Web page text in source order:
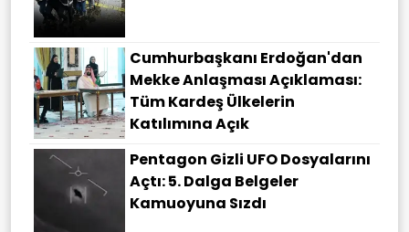
Cumhurbaşkanı Erdoğan'dan
Mekke Anlaşması Açıklaması:
Tüm Kardeş Ülkelerin
Katılımına Açık
Pentagon Gizli UFO Dosyalarını
Açtı: 5. Dalga Belgeler
Kamuoyuna Sızdı